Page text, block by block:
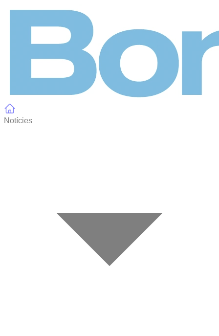
Notícies